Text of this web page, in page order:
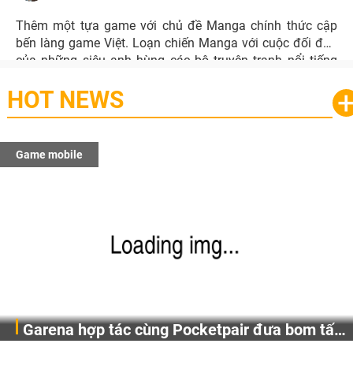
Thêm một tựa game với chủ đề Manga chính thức cập
bến làng game Việt. Loạn chiến Manga với cuộc đối đầu
của những siêu anh hùng các bộ truyện tranh nổi tiếng
HOT NEWS
Game mobile
Garena hợp tác cùng Pocketpair đưa bom tấn